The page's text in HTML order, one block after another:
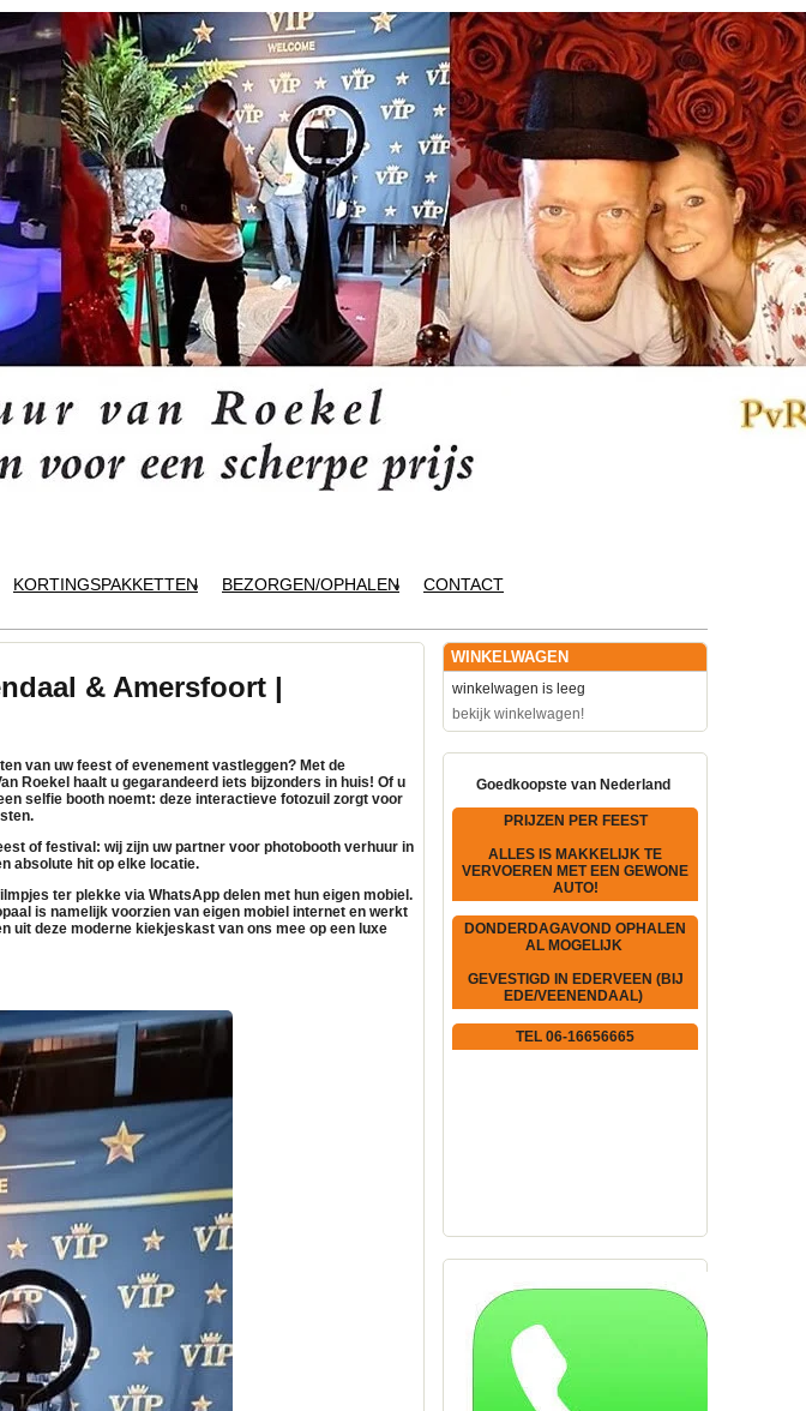
KORTINGSPAKKETTEN BEZORGEN/OPHALEN CONTACT
& Amersfoort |
van uw feest of evenement vastleggen? Met de
Roekel haalt u gegarandeerd iets bijzonders in huis! Of u
selfie booth noemt: deze interactieve fotozuil zorgt voor
of festival: wij zijn uw partner voor photobooth verhuur in
absolute hit op elke locatie.
ter plekke via WhatsApp delen met hun eigen mobiel.
is namelijk voorzien van eigen mobiel internet en werkt
uit deze moderne kiekjeskast van ons mee op een luxe
WINKELWAGEN
winkelwagen is leeg
bekijk winkelwagen!
Goedkoopste van Nederland
PRIJZEN PER FEEST
ALLES IS MAKKELIJK TE
VERVOEREN MET EEN GEWONE
AUTO!
DONDERDAGAVOND OPHALEN
AL MOGELIJK
GEVESTIGD IN EDERVEEN (BIJ
EDE/VEENENDAAL)
TEL 06-16656665